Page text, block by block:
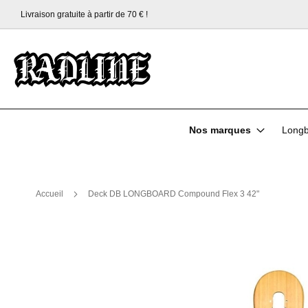
Allez
Expédition en 24h !
Nos marques
Accueil Deck DB LONGBOARD Compound Flex 3 42"